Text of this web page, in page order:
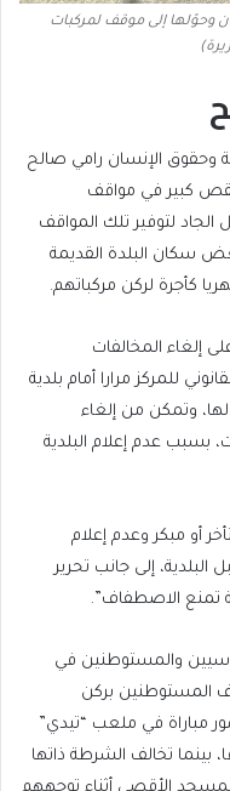
وحوّلها إلى موقف لمركبات
وحقوق الإنسان رامي صالح
كبير في مواقف
الجاد لتوفير تلك المواقف
سكان البلدة القديمة
إلغاء المخالفات
للمركز مرارا أمام بلدية
لها، وتمكن من إلغاء
بسبب عدم إعلام البلدية
أو مبكر وعدم إعلام
إلى جانب تحرير
تمنع الاصطفاف”.
والمستوطنين في
المستوطنين بركن
مباراة في ملعب “تيدي”
بينما تخالف الشرطة ذاتها